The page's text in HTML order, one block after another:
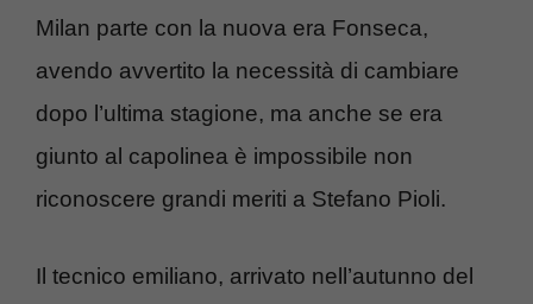
Milan parte con la nuova era Fonseca,
avendo avvertito la necessità di cambiare
dopo l’ultima stagione, ma anche se era
giunto al capolinea è impossibile non
riconoscere grandi meriti a Stefano Pioli.
Il tecnico emiliano, arrivato nell’autunno del